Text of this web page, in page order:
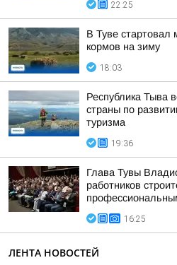
22:25
В Туве стартовал
кормов на зиму
18:03
Республика Тыва
страны по
туризма
19:36
Глава Тувы
работников
16:25
ЛЕНТА НОВОСТЕЙ